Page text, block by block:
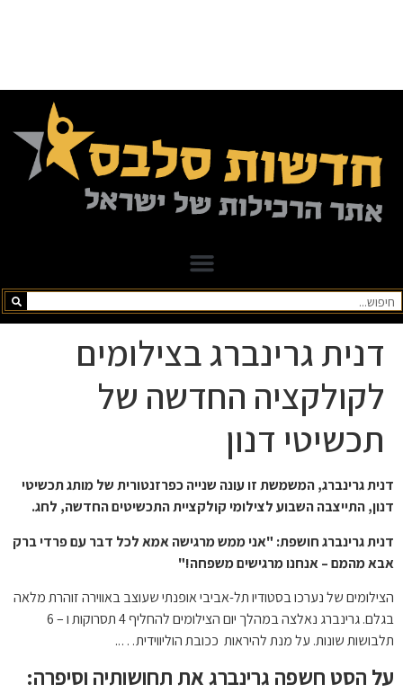
דנית גרינברג בצילומים
לקולקציה החדשה של
תכשיטי דנון
דנית גרינברג, המשמשת זו עונה שנייה כפרזנטורית של מותג תכשיטי
דנון, התייצבה השבוע לצילומי קולקציית התכשיטים החדשה, לחג.
דנית גרינברג חושפת: "אני ממש מרגישה אמא לכל דבר עם פרדיברק
אבא מהמם – אנחנו מרגישים משפחה!"
הצילומים של נערכו בסטודיו תל-אביבי אופנתי שעוצב באווירה זוהרת מלאה
בגלם. גרינברג נאלצה במהלך יום הצילומים להחליף 4 תסרוקות ו – 6
תלבושות שונות. על מנת להיראות ככובת הוליווידית…..
על הסט חשפה גרינברג את תחושותיה וסיפרה: